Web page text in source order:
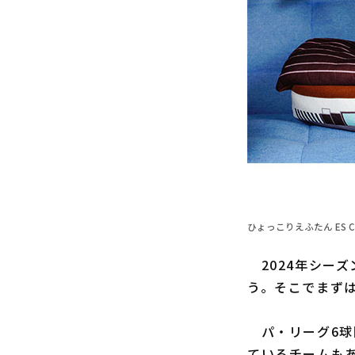
ひょっこりえふたん ES
2024年シーズ
う。そこでまず
パ・リーグ6球